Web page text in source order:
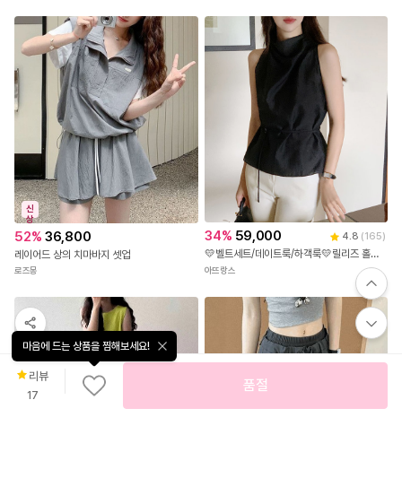
신
상
52% 36,800
레이어드 상의 치마바지 셋업
로즈몽
34% 59,000 4.8 (165)
💛벨트세트/데이트룩/하객룩💛릴리즈 홀터넥 반하이넥 벨트 민소매 나시 하객블라우스 bs
아뜨랑스
리뷰
17
마음에 드는 상품을 찜해보세요!
품절